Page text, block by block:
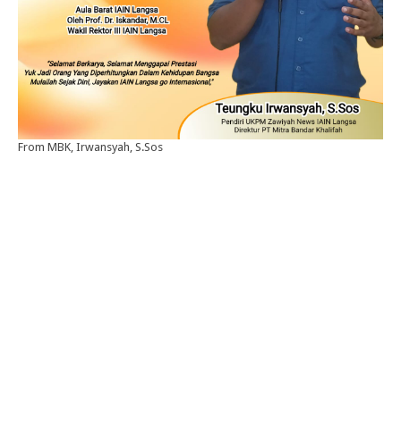
From MBK, Irwansyah, S.Sos